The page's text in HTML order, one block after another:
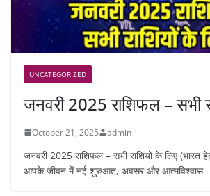
UNCATEGORIZED
जनवरी 2025 राशिफल – सभी
October 21, 2025 admin
जनवरी 2025 राशिफल – सभी राशियों के लिए (भारत
आपके जीवन में नई शुरुआत, अवसर और आत्मविश्वास